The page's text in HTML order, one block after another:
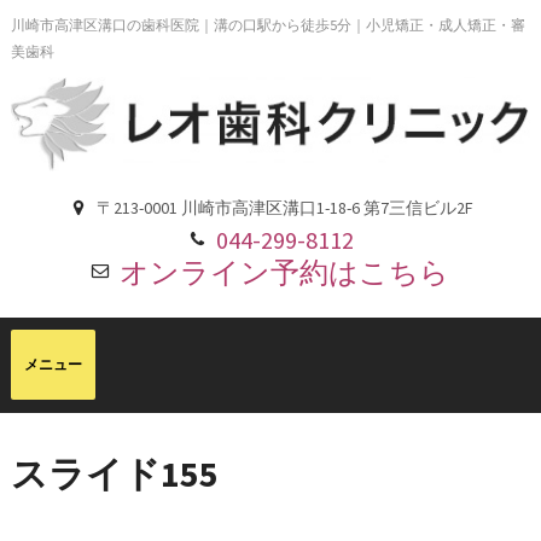
川崎市高津区溝口の歯科医院｜溝の口駅から徒歩5分｜小児矯正・成人矯正・審
美歯科
〒213-0001 川崎市高津区溝口1-18-6 第7三信ビル2F
044-299-8112
オンライン予約はこちら
スライド155